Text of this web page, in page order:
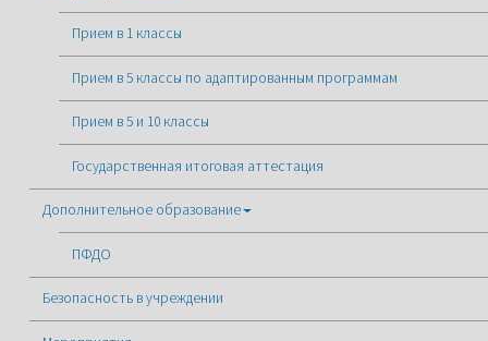
Прием в 1 классы
Прием в 5 классы по адаптированным программам
Прием в 5 и 10 классы
Государственная итоговая аттестация
Дополнительное образование
ПФДО
Безопасность в учреждении